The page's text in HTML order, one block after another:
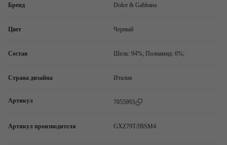
Бренд Dolce & Gabbana
Цвет Черный
Состав Шелк: 94%; Полиамид: 6%;
Страна дизайна Италия
Артикул 7055993
Артикул производителя GXZ79T/JBSM4